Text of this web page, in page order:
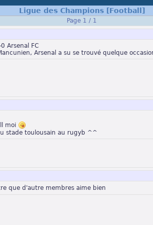
Ligue des Champions [Football]
Page 1 / 1
Arsenal FC
Arsenal a su se trouvé quelque
moi
stade toulousain au rugyb ^^
que d'autre membres aime bien